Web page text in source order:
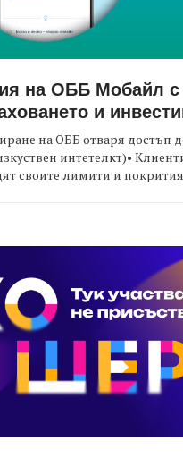
на ОББ Мобайл
и
на ОББ отваря достъп
интетелкт)•
своите лимити и